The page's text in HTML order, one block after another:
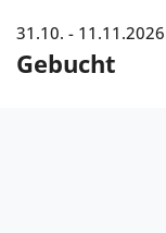
31.10. - 11.11.2026
Gebucht